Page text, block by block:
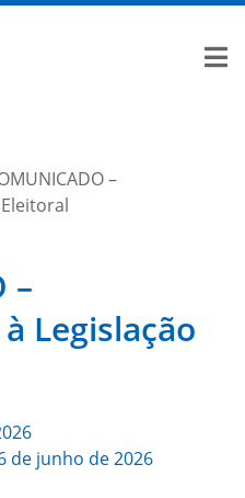
–
–
Legislação
de junho de 2026